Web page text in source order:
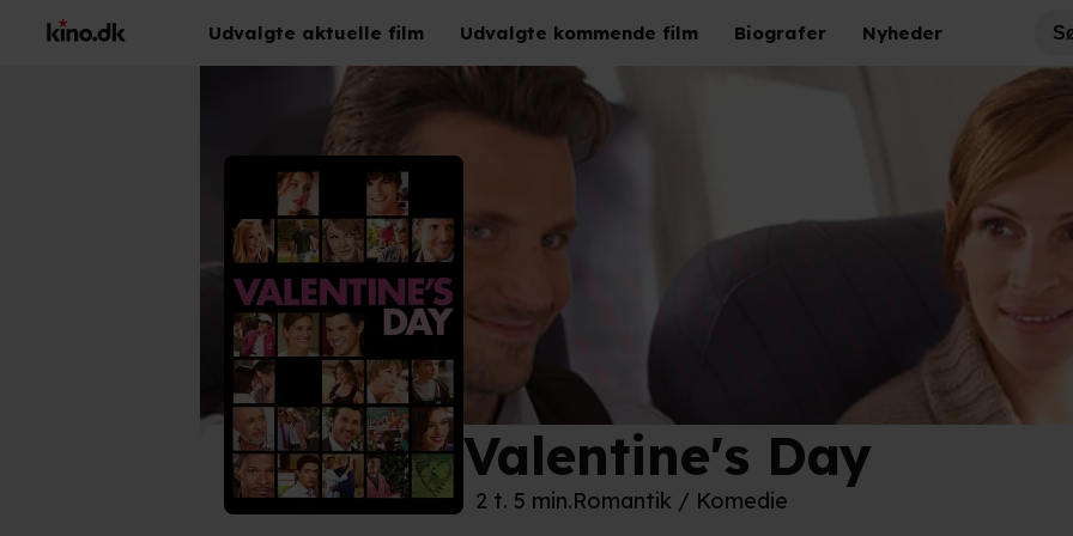
Udvalgte aktuelle film Udvalgte kommende film Biografer Nyheder
© Sandrew Metronome
Valentine's Day
2 t. 5 min.Romantik / Komedie